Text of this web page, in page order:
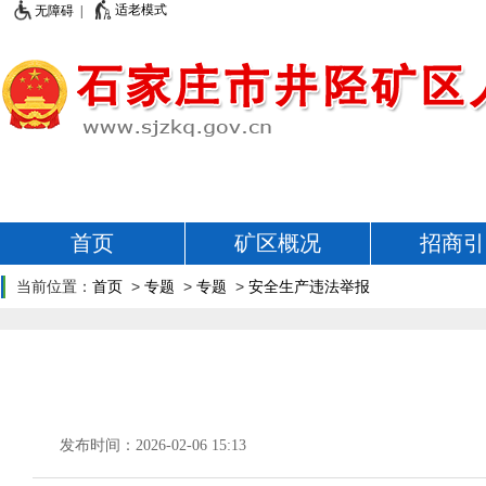
无障碍 | 适老模式
首页 矿区概况 招商
当前位置： 首页 > 专题 > 专题 > 安全生产违法举报
发布时间：2026-02-06 15:13